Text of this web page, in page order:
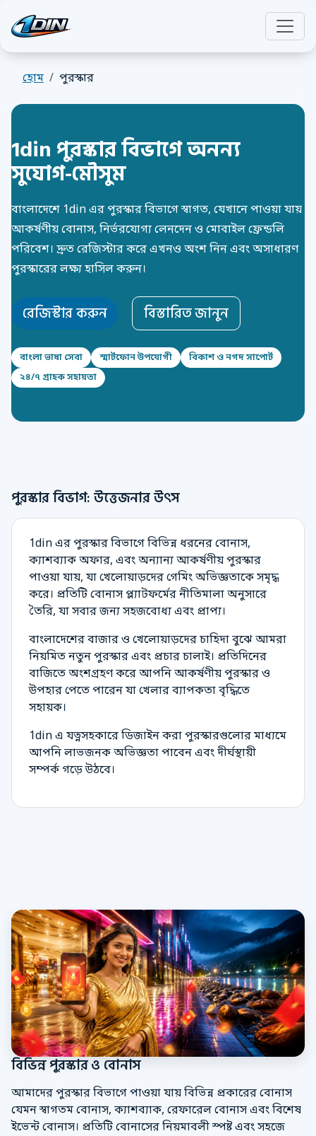
হোম পুরস্কার
1din পুরস্কার বিভাগে অনন্য
সুযোগ-মৌসুম
বাংলাদেশে 1din এর পুরস্কার বিভাগে স্বাগত, যেখানে পাওয়া যায়
আকর্ষণীয় বোনাস, নির্ভরযোগ্য লেনদেন ও মোবাইল ফ্রেন্ডলি
পরিবেশ। দ্রুত রেজিস্টার করে এখনও অংশ নিন এবং অসাধারণ
পুরস্কারের লক্ষ্য হাসিল করুন।
রেজিস্টার করুন বিস্তারিত জানুন
বাংলা ভাষা সেবা স্মার্টফোন উপযোগী
বিকাশ ও নগদ সাপোর্ট
২৪/৭ গ্রাহক সহায়তা
পুরস্কার বিভাগ: উত্তেজনার উৎস
1din এর পুরস্কার বিভাগে বিভিন্ন ধরনের বোনাস,
ক্যাশব্যাক অফার, এবং অন্যান্য আকর্ষণীয় পুরস্কার
পাওয়া যায়, যা খেলোয়াড়দের গেমিং অভিজ্ঞতাকে সমৃদ্ধ
করে। প্রতিটি বোনাস প্ল্যাটফর্মের নীতিমালা অনুসারে
তৈরি, যা সবার জন্য সহজবোধ্য এবং প্রাপ্য।
বাংলাদেশের বাজার ও খেলোয়াড়দের চাহিদা বুঝে আমরা
নিয়মিত নতুন পুরস্কার এবং প্রচার চালাই। প্রতিদিনের
বাজিতে অংশগ্রহণ করে আপনি আকর্ষণীয় পুরস্কার ও
উপহার পেতে পারেন যা খেলার ব্যাপকতা বৃদ্ধিতে
সহায়ক।
1din এ যত্নসহকারে ডিজাইন করা পুরস্কারগুলোর মাধ্যমে
আপনি লাভজনক অভিজ্ঞতা পাবেন এবং দীর্ঘস্থায়ী
সম্পর্ক গড়ে উঠবে।
বিভিন্ন পুরস্কার ও বোনাস
আমাদের পুরস্কার বিভাগে পাওয়া যায় বিভিন্ন প্রকারের বোনাস
যেমন স্বাগতম বোনাস, ক্যাশব্যাক, রেফারেল বোনাস এবং বিশেষ
ইভেন্ট বোনাস। প্রতিটি বোনাসের নিয়মাবলী স্পষ্ট এবং সহজে